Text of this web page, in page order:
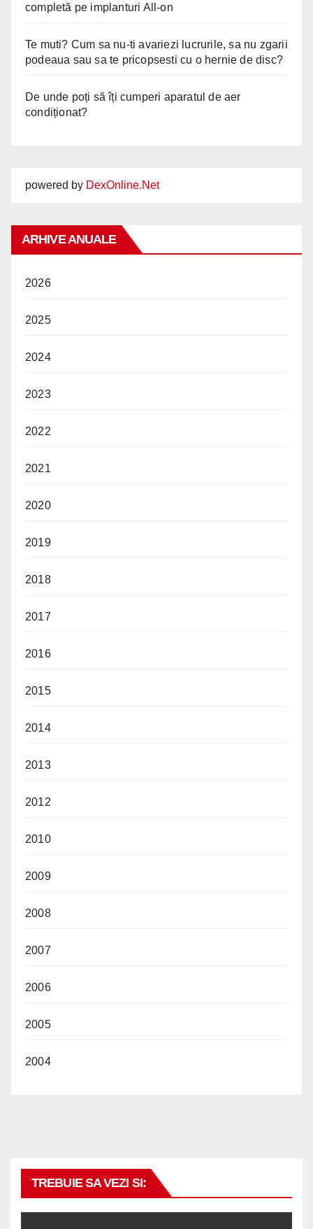
completă pe implanturi All-on
Te muti? Cum sa nu-ti avariezi lucrurile, sa nu zgarii
podeaua sau sa te pricopsesti cu o hernie de disc?
De unde poți să îți cumperi aparatul de aer
condiționat?
powered by DexOnline.Net
ARHIVE ANUALE
2026
2025
2024
2023
2022
2021
2020
2019
2018
2017
2016
2015
2014
2013
2012
2010
2009
2008
2007
2006
2005
2004
TREBUIE SA VEZI SI: